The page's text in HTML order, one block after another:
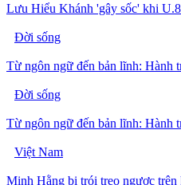
Lưu Hiểu Khánh 'gây sốc' khi
Đời sống
Từ ngôn ngữ đến bản lĩnh: Hành
Đời sống
Từ ngôn ngữ đến bản lĩnh: Hành
Việt Nam
Minh Hằng bị trói treo ngược trên